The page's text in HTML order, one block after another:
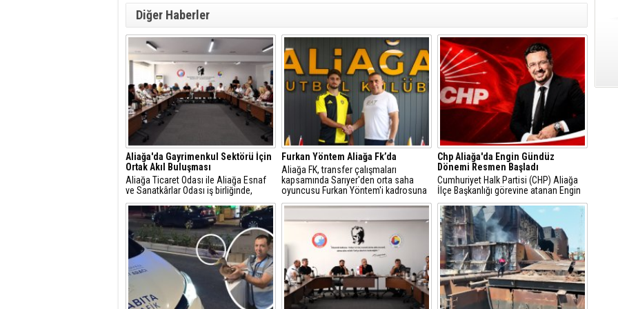
Diğer Haberler
Aliağa'da Gayrimenkul Sektörü İçin
Ortak Akıl Buluşması
Aliağa Ticaret Odası ile Aliağa Esnaf
ve Sanatkârlar Odası iş birliğinde,
ilçede faaliyet gösteren gayrimenkul
danışmanlarıyla sektörel istişare
toplantısı gerçekleştirildi.
Furkan Yöntem Aliağa Fk’da
​Aliağa FK, transfer çalışmaları
kapsamında Sarıyer'den orta saha
oyuncusu Furkan Yöntem'i kadrosuna
dâhil etti.
Chp Aliağa'da Engin Gündüz
Dönemi Resmen Başladı
Cumhuriyet Halk Partisi (CHP) Aliağa
İlçe Başkanlığı görevine atanan Engin
Gündüz, sosyal medya hesabından
yaptığı açıklamayla yeni döneme ilişkin
mesajlar verdi.